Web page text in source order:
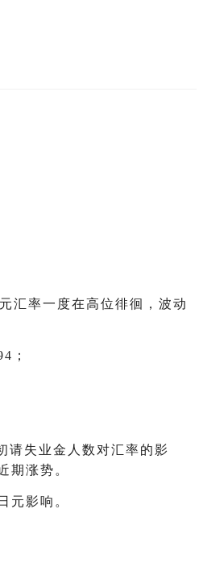
汇率一度在高位徘徊，波动
；
请失业金人数对汇率的影
期涨势。
元影响。